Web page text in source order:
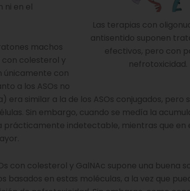
Las terapias con
antisentido suponen
efectivos, pero con
nefrotoxicidad.
ni en el
machos
con colesterol y
únicamente con
a los ASOs no
similar a la de los ASOs conjugados, pero
Sin embargo, cuando se medía la
prácticamente indetectable, mientras que en
con colesterol y GalNAc supone una buena
en estas moléculas, a la vez que